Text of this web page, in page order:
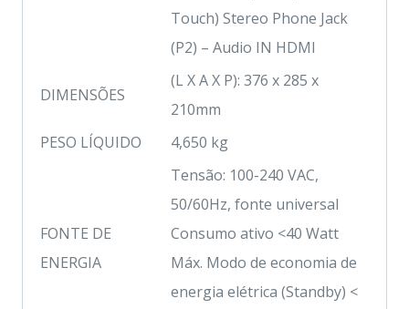
Touch) Stereo Phone Jack
(P2) – Audio IN HDMI
DIMENSÕES
(L X A X P): 376 x 285 x
210mm
PESO LÍQUIDO
4,650 kg
FONTE DE
ENERGIA
Tensão: 100-240 VAC,
50/60Hz, fonte universal
Consumo ativo <40 Watt
Máx. Modo de economia de
energia elétrica (Standby) <